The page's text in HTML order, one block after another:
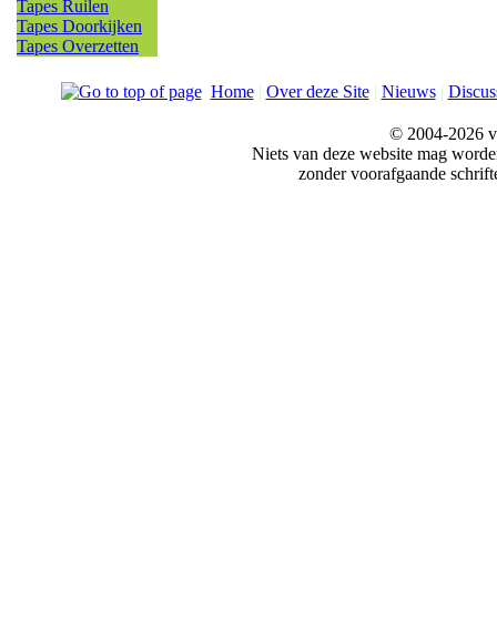
Tapes Ruilen
Tapes Doorkijken
Tapes Overzetten
Home| Over deze Site| Nieuws|
© 2004-2026
Niets van deze website mag
zonder voorafgaande